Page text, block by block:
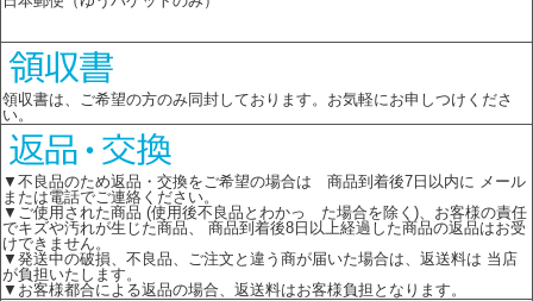
領収書は、ご希望の方のみ同封しております。お気軽にお申しつけくださ
い。
▼不良品のため返品・交換をご希望の場合は 商品到着後7日以内に メール
または電話でご連絡ください。
▼ご使用された商品 (使用後不良品とわかっ た場合を除く)、お客様の責任
でキズや汚れが生じた商品、 商品到着後8日以上経過した商品の返品はお受
けできません。
▼発送中の破損、不良品、ご注文と違う商が届いた場合は、返送料は 当店
が負担いたします。
▼お客様都合による返品の場合、返送料はお客様負担となります。